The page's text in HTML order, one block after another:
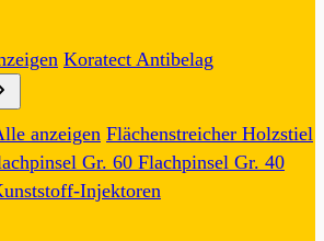
Koratect Antibelag
anzeigen Flächenstreicher Holzstiel
Gr. 60 Flachpinsel Gr. 40
Injektoren